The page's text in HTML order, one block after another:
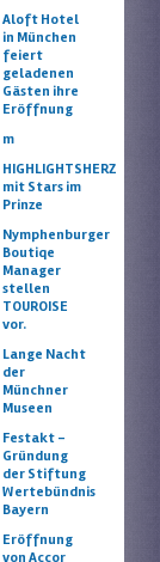
Aloft Hotel
in München
feiert
geladenen
Gästen ihre
Eröffnung
m
HIGHLIGHTSHERZ
mit Stars im
Prinze
Nymphenburger
Boutiqe
Manager
stellen
TOUROISE
vor.
Lange Nacht
der
Münchner
Museen
Festakt –
Gründung
der Stiftung
Wertebündnis
Bayern
Eröffnung
von Accor